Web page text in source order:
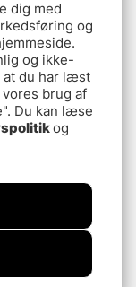
dig med
og
og ikke-
at du har læst
brug af
Du kan læse
og